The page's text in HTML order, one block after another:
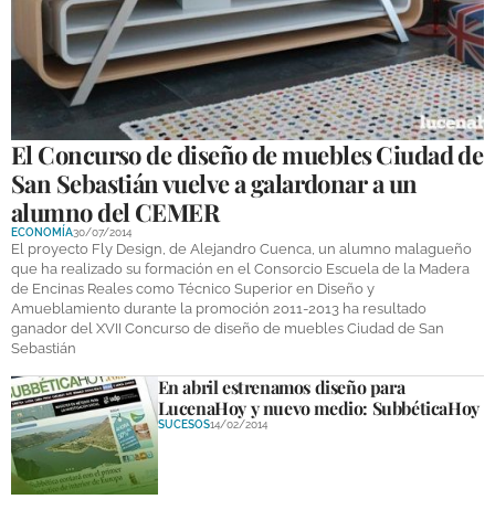
El Concurso de diseño de muebles Ciudad de
San Sebastián vuelve a galardonar a un
alumno del CEMER
ECONOMÍA30/07/2014
El proyecto Fly Design, de Alejandro Cuenca, un alumno malagueño
que ha realizado su formación en el Consorcio Escuela de la Madera
de Encinas Reales como Técnico Superior en Diseño y
Amueblamiento durante la promoción 2011-2013 ha resultado
ganador del XVII Concurso de diseño de muebles Ciudad de San
Sebastián
En abril estrenamos diseño para
LucenaHoy y nuevo medio: SubbéticaHoy
SUCESOS14/02/2014